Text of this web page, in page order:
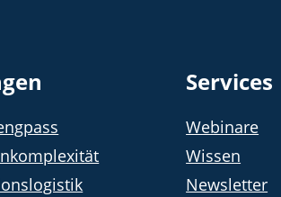
Services
Webinare
Wissen
Newsletter